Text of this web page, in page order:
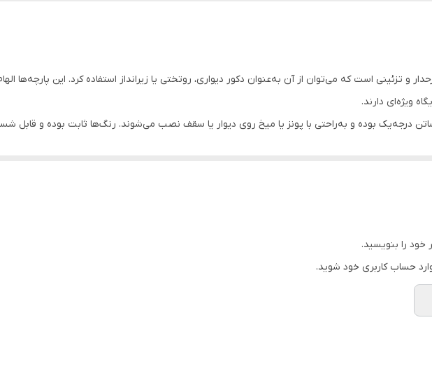
و تزئینی است که می‌توان از آن به‌عنوان دکور دیواری، روتختی یا زیرانداز استفاده کرد. این پارچه‌ها
ویژه‌ای دارند.
درجه‌یک بوده و به‌راحتی با پونز یا میخ روی دیوار یا سقف نصب می‌شوند. رنگ‌ها ثابت بوده و قابل
و ماندگار هستید، بکدراپ یکی از گزینه‌های ایده‌آل برای مناسبت‌های مختلف است.
را بنویسید.
حساب کاربری خود شوید.